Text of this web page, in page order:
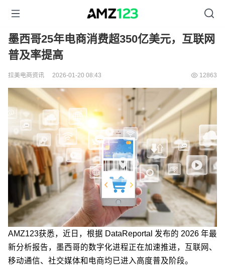
墨西哥25年电商消费超350亿美元，互联网
普及率提高
拉美电商资讯 2026-01-20 08:43 12863
AMZ123获悉，近日，根据 DataReportal 发布的 2026 年最
新分析报告，墨西哥的数字化进程正在加速推进，互联网、
移动通信、社交媒体和电商均已进入高度普及阶段。